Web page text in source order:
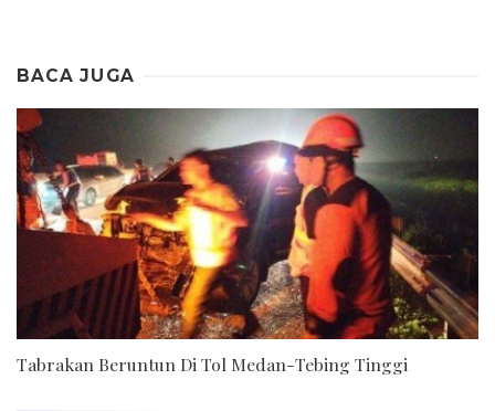
BACA JUGA
Tabrakan Beruntun Di Tol Medan-Tebing Tinggi